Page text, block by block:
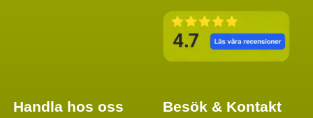
Handla hos oss Besök & Kontakt